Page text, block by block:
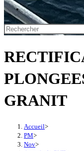
Toggle
website
search
GRANIT
Accueil>
PM>
Nov>